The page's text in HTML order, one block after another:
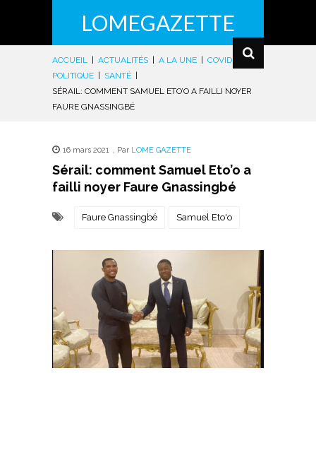
LOMEGAZETTE
ACCUEIL ACTUALITÉS A LA UNE COVID-19
|
POLITIQUE
SANTÉ
SÉRAIL: COMMENT SAMUEL ETO’O A FAILLI NOYER
FAURE GNASSINGBÉ
16 mars 2021 , Par LOME GAZETTE
Sérail: comment Samuel Eto’o a
failli noyer Faure Gnassingbé
Faure Gnassingbé Samuel Eto'o